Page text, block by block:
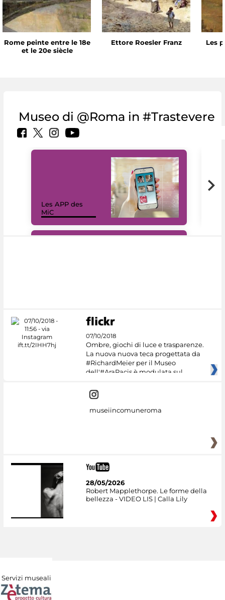
Rome peinte entre le 18e
et le 20e siècle
Ettore Roesler Franz Les
Museo di @Roma in #Trastevere
Les APP des
MiC
07/10/2018
Ombre, giochi di luce e trasparenze.
La nuova nuova teca progettata da
#RichardMeier per il Museo
dell'#AraPacis è modulata sul
museiincomuneroma
28/05/2026
Robert Mapplethorpe. Le forme della
bellezza - VIDEO LIS | Calla Lily
Servizi museali